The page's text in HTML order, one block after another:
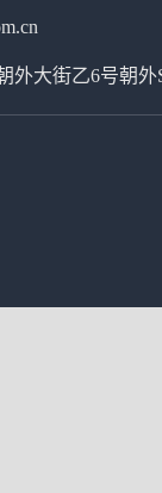
外大街乙6号朝外